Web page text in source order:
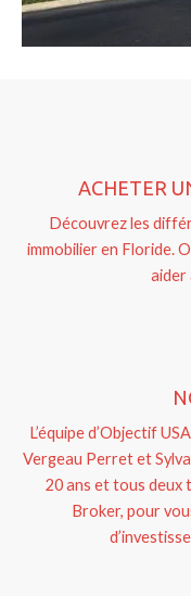
ACHETER
Découvrez les
immobilier en Floride.
aider
L’équipe d’Objectif
Vergeau Perret et
20 ans et tous deux
Broker, pour